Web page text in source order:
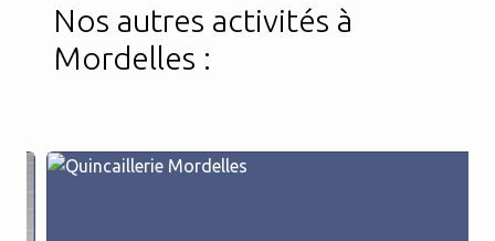
Nos autres activités à
Mordelles :